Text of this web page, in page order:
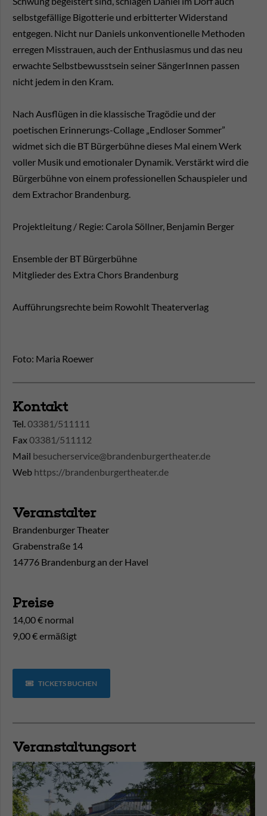
selbstgefällige Bigotterie und erbitterter Widerstand
entgegen. Nicht nur Daniels unkonventionelle Methoden
erregen Misstrauen, auch der Enthusiasmus und das neu
erwachte Selbstbewusstsein seiner SängerInnen passen
nicht jedem in den Kram.
Nach Ausflügen in die klassische Tragödie und der
poetischen Erinnerungs-Collage „Endloser Sommer”
widmet sich die BT Bürgerbühne dieses Mal einem Werk
voller Musik und emotionaler Dynamik. Verstärkt wird die
Bürgerbühne von einem professionellen Schauspieler und
dem Extrachor Brandenburg.
Projektleitung / Regie: Carola Söllner, Benjamin Berger
Ensemble der BT Bürgerbühne
Mitglieder des Extra Chors Brandenburg
Aufführungsrechte beim Rowohlt Theaterverlag
Foto: Maria Roewer
Kontakt
Tel.03381/511111
Fax03381/511112
Mail besucherservice@brandenburgertheater.de
Web https://brandenburgertheater.de
Veranstalter
Brandenburger Theater
Grabenstraße 14
14776 Brandenburg an der Havel
Preise
14,00 € normal
9,00 € ermäßigt
TICKETS BUCHEN
Veranstaltungsort